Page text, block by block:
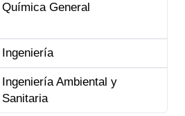
Química General
Ingeniería
Ingeniería Ambiental y
Sanitaria